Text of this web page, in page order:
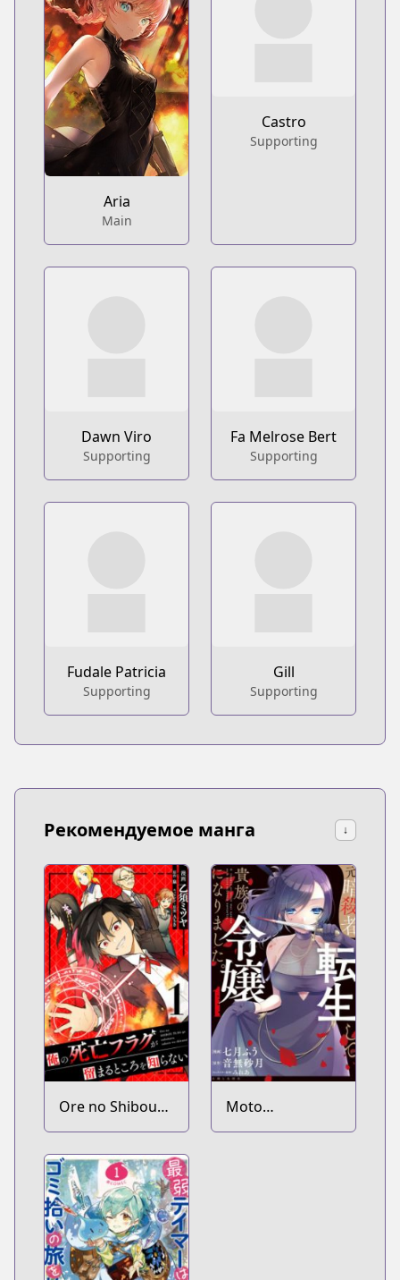
Aria
Main
Castro
Supporting
Dawn Viro
Supporting
Fa Melrose Bert
Supporting
Fudale Patricia
Supporting
Gill
Supporting
Рекомендуемое манга ↓
Ore no Shibou
Flag ga
Todomaru
Tokoro wo
Shiranai
Moto
Ansatsusha,